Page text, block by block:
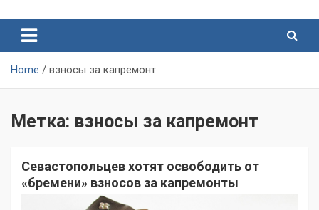
Севастополя
Севастополя
Home взносы за капремонт
Метка: взносы за капремонт
Севастопольцев хотят освободить от
«бремени» взносов за капремонты